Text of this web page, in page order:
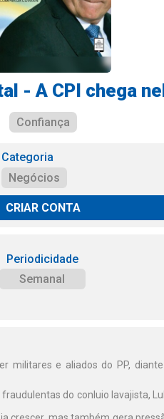
- A CPI chega
Confiança
Categoria
Negócios
CRIAR CONTA
Periodicidade
Semanal
militares e aliados do PP,
do conluio lavajista,